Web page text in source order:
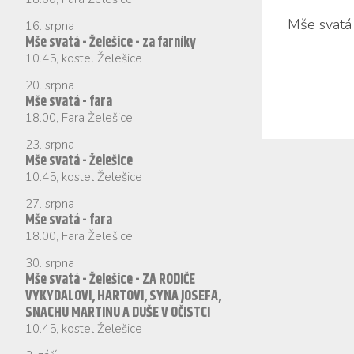
16. srpna
Mše svatá - Želešice - za farníky
10.45, kostel Želešice
20. srpna
Mše svatá - fara
18.00, Fara Želešice
23. srpna
Mše svatá - Želešice
10.45, kostel Želešice
27. srpna
Mše svatá - fara
18.00, Fara Želešice
30. srpna
Mše svatá - Želešice - ZA RODIČE
VYKYDALOVI, HARTOVI, SYNA JOSEFA,
SNACHU MARTINU A DUŠE V OČISTCI
10.45, kostel Želešice
Mše